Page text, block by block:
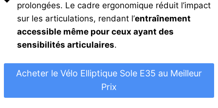
prolongées. Le cadre ergonomique réduit l’impact
sur les articulations, rendant l’entraînement
accessible même pour ceux ayant des
sensibilités articulaires.
Acheter le Vélo Elliptique Sole E35 au Meilleur
Prix